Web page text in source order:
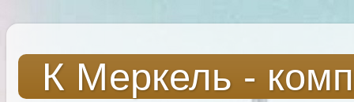
К Меркель -